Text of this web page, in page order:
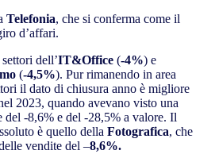
Telefonia, che si conferma come il
d’affari.
dell’IT&Office (-4%) e
(-4,5%). Pur rimanendo in area
il dato di chiusura anno è migliore
2023, quando avevano visto una
del -8,6% e del -28,5% a valore. Il
è quello della Fotografica, che
vendite del –8,6%.